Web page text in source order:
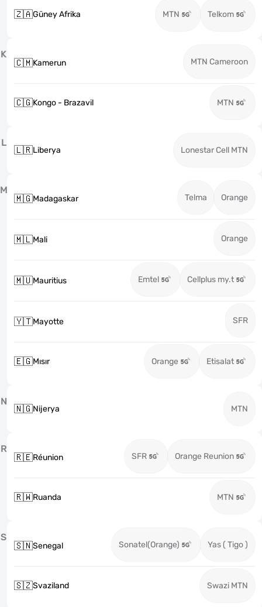
🇿🇦Güney Afrika MTN Telkom
K
🇨🇲Kamerun MTN Cameroon
🇨🇬Kongo - Brazavil MTN
L
🇱🇷Liberya Lonestar Cell MTN
M
🇲🇬Madagaskar Telma Orange
🇲🇱Mali Orange
🇲🇺Mauritius Emtel Cellplus my.t
🇾🇹Mayotte SFR
🇪🇬Mısır Orange Etisalat
N
🇳🇬Nijerya MTN
R
🇷🇪Réunion SFR Orange Reunion
🇷🇼Ruanda MTN
S
🇸🇳Senegal Sonatel(Orange) Yas ( Tigo )
🇸🇿Svaziland Swazi MTN